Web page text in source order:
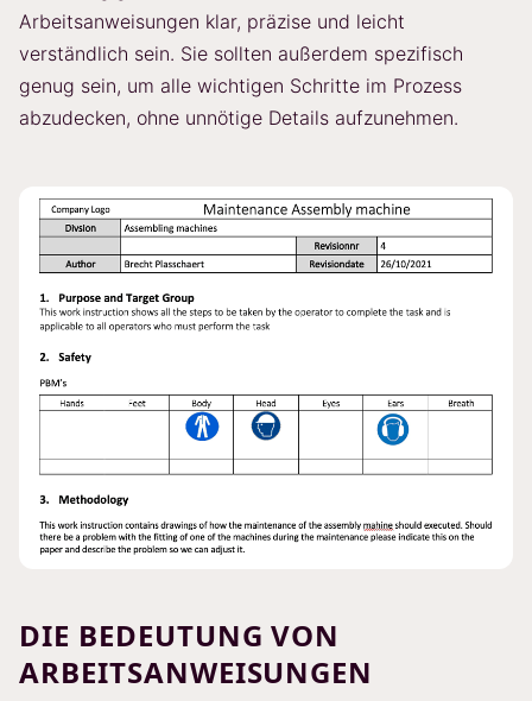
Arbeitsanweisungen klar, präzise und leicht
verständlich sein. Sie sollten außerdem spezifisch
genug sein, um alle wichtigen Schritte im Prozess
abzudecken, ohne unnötige Details aufzunehmen.
DIE BEDEUTUNG VON
ARBEITSANWEISUNGEN